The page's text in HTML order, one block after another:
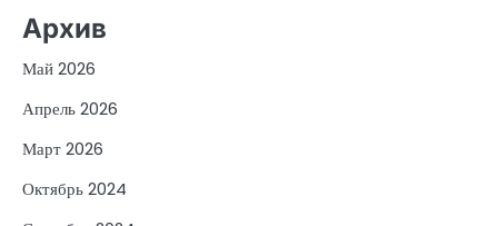
Архив
Май 2026
Апрель 2026
Март 2026
Октябрь 2024